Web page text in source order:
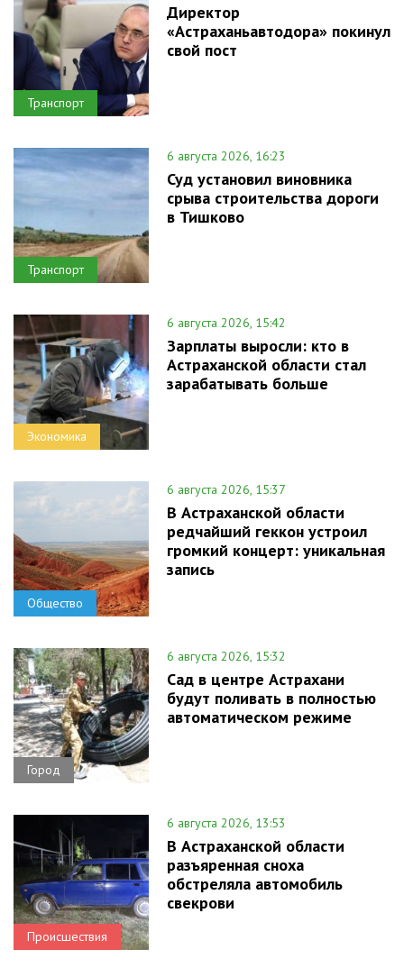
Транспорт
Директор
«Астраханьавтодора» покинул
свой пост
Транспорт
6 августа 2026, 16:23
Суд установил виновника
срыва строительства дороги
в Тишково
Экономика
6 августа 2026, 15:42
Зарплаты выросли: кто в
Астраханской области стал
зарабатывать больше
Общество
6 августа 2026, 15:37
В Астраханской области
редчайший геккон устроил
громкий концерт: уникальная
запись
Город
6 августа 2026, 15:32
Сад в центре Астрахани
будут поливать в полностью
автоматическом режиме
Происшествия
6 августа 2026, 13:53
В Астраханской области
разъяренная сноха
обстреляла автомобиль
свекрови